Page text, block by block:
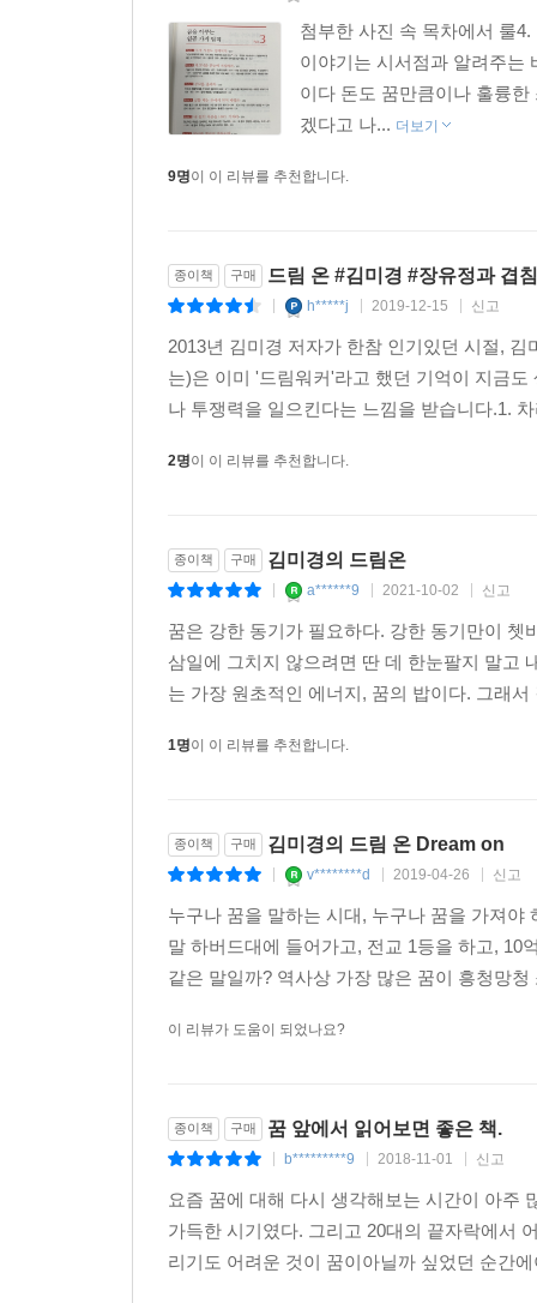
“이거 메이드 인 코리아야, 믿어도 돼!”
TED보다 10배 진하고 감동적인 한국인의 꿈과 정
세상에 진 빚을 갚아라
꿈이 원대할수록 빚도 기하급수적으로 늘어난다
차면 넘치게 돼 있고 넘치면 더 많이 나눌 수 있다
마치며_꿈만이 불평등한 현실을 뒤집을 수 있다
---「꿈이 원대할수록 빚도 기하급수적으로 늘어난다」중
첨부한 사진 속 목차에서 룰
이야기는 시서점과 알려주는
이다 돈도 꿈만큼이나 훌륭
겠다고 나... 더보기
9명이 이 리뷰를 추천합니다.
종이책 구매 드림 온 #김미경 #장유정과 겹침
h*****j 2019-12-15 신고
2013년 김미경 저자가 한참 인기있던 시절,
는)은 이미 '드림워커'라고 했던 기억이 지금
나 투쟁력을 일으킨다는 느낌을 받습니다.1.
2명이 이 리뷰를 추천합니다.
종이책 구매 김미경의 드림온
a******9 2021-10-02 신고
꿈은 강한 동기가 필요하다. 강한 동기만이
삼일에 그치지 않으려면 딴 데 한눈팔지 말고
는 가장 원초적인 에너지, 꿈의 밥이다. 그래
1명이 이 리뷰를 추천합니다.
종이책 구매 김미경의 드림 온 Dream on
v********d 2019-04-26 신고
누구나 꿈을 말하는 시대, 누구나 꿈을 가져
말 하버드대에 들어가고, 전교 1등을 하고, 10
같은 말일까? 역사상 가장 많은 꿈이 흥청망
이 리뷰가 도움이 되었나요?
종이책 구매 꿈 앞에서 읽어보면 좋은 책.
b*********9 2018-11-01 신고
요즘 꿈에 대해 다시 생각해보는 시간이 아주
가득한 시기였다. 그리고 20대의 끝자락에서
리기도 어려운 것이 꿈이아닐까 싶었던 순간